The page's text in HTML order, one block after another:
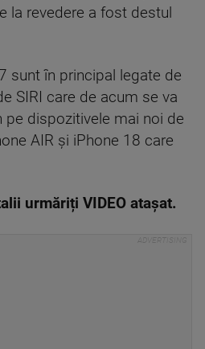
la revedere a fost destul
sunt în principal legate de
SIRI care de acum se va
pe dispozitivele mai noi de
AIR și iPhone 18 care
urmăriți VIDEO atașat.